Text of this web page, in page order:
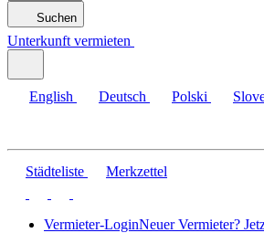
Suchen
Unterkunft vermieten
English Deutsch Polski
Städteliste Merkzettel
Vermieter-LoginNeuer Vermieter?